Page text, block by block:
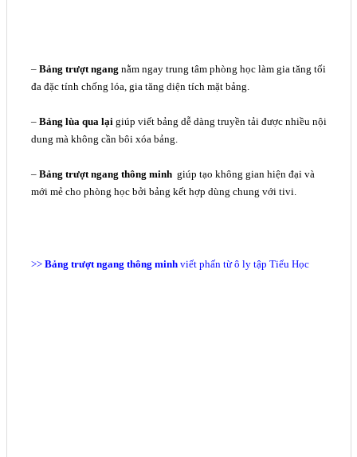
– Bảng trượt ngang nằm ngay trung tâm phòng học làm gia tăng tối
đa đặc tính chống lóa, gia tăng diện tích mặt bảng.
– Bảng lùa qua lạigiúp viết bảng dễ dàng truyền tải được nhiều nội
dung mà không cần bôi xóa bảng.
– Bảng trượt ngang thông minh giúp tạo không gian hiện đại và
mới mẻ cho phòng học bởi bảng kết hợp dùng chung với tivi.
>> Bảng trượt ngang thông minh viết phấn từ ô ly tập Tiểu Học